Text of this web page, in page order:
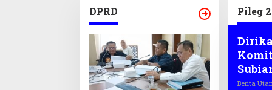
APBD
DPRD Pileg
Berita